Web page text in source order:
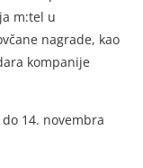
m:tel u
nagrade, kao
kompanije
14. novembra